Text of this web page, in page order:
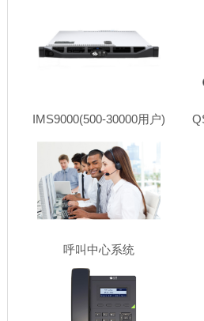
IMS9000(500-30000用户)
呼叫中心系统